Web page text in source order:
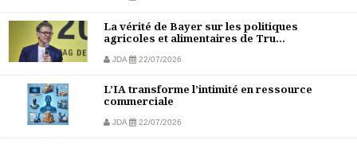
La vérité de Bayer sur les politiques
agricoles et alimentaires de Tru...
JDA 22/07/2026
L’IA transforme l’intimité en ressource
commerciale
JDA 22/07/2026